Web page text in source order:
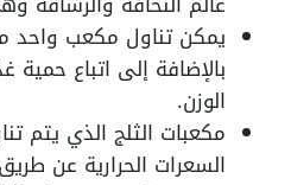
يمكن تناول مكعب واحد
بالإضافة إلى اتباع
الوزن.
مكعبات الثلج الذي يتم
السعرات الحرارية عن